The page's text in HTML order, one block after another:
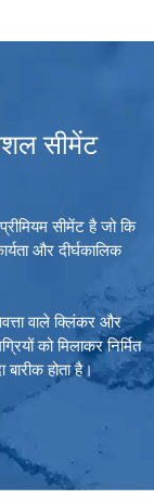
सीमेंट
सीमेंट है जो कि
और दीर्घकालिक
वाले क्लिंकर और
को मिलाकर निर्मित
होता है।